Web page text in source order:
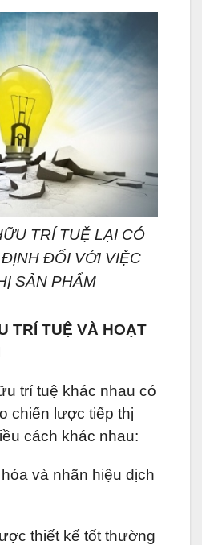
TRÍ TUỆ LẠI CÓ
ĐỐI VỚI VIỆC
SẢN PHẨM
TRÍ TUỆ VÀ HOẠT
trí tuệ khác nhau có
chiến lược tiếp thị
cách khác nhau:
và nhãn hiệu dịch
thiết kế tốt thường